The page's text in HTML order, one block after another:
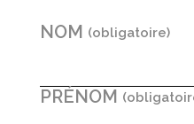
NOM
PRÉNOM